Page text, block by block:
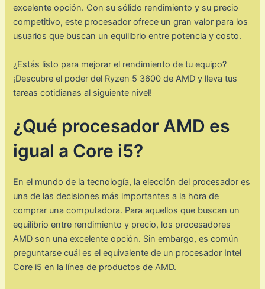
excelente opción. Con su sólido rendimiento y su precio
competitivo, este procesador ofrece un gran valor para los
usuarios que buscan un equilibrio entre potencia y costo.
¿Estás listo para mejorar el rendimiento de tu equipo?
¡Descubre el poder del Ryzen 5 3600 de AMD y lleva tus
tareas cotidianas al siguiente nivel!
¿Qué procesador AMD es
igual a Core i5?
En el mundo de la tecnología, la elección del procesador es
una de las decisiones más importantes a la hora de
comprar una computadora. Para aquellos que buscan un
equilibrio entre rendimiento y precio, los procesadores
AMD son una excelente opción. Sin embargo, es común
preguntarse cuál es el equivalente de un procesador Intel
Core i5 en la línea de productos de AMD.